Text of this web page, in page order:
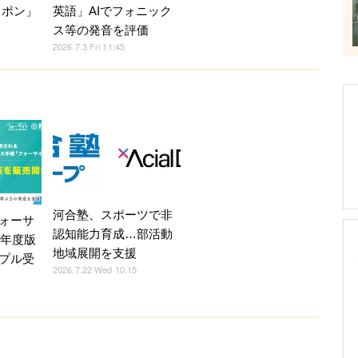
ン」
英語」AIでフォニック
ス等の発音を評価
2026.7.3 Fri 11:45
ーサ
度版
ル受
河合塾、スポーツで非
認知能力育成…部活動
地域展開を支援
2026.7.22 Wed 10:15